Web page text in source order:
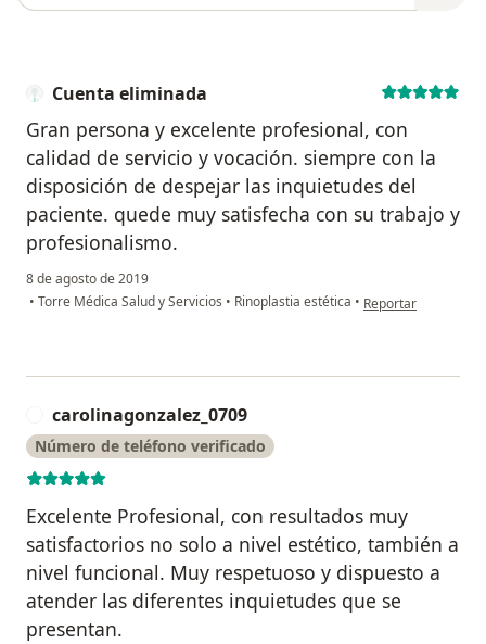
Cuenta eliminada
Gran persona y excelente profesional, con
calidad de servicio y vocación. siempre con la
disposición de despejar las inquietudes del
paciente. quede muy satisfecha con su trabajo y
profesionalismo.
8 de agosto de 2019
• Torre Médica Salud y Servicios • Rinoplastia estética • en opinión del
Reportar
carolinagonzalez_0709
Número de teléfono verificado
Excelente Profesional, con resultados muy
satisfactorios no solo a nivel estético, también a
nivel funcional. Muy respetuoso y dispuesto a
atender las diferentes inquietudes que se
presentan.